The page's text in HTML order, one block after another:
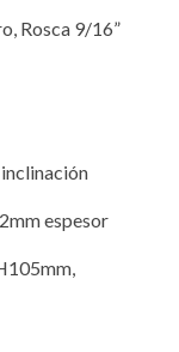
Rosca 9/16”
espesor